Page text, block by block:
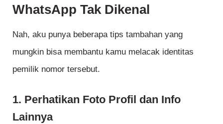
WhatsApp Tak Dikenal
Nah, aku punya beberapa tips tambahan yang
mungkin bisa membantu kamu melacak identitas
pemilik nomor tersebut.
1. Perhatikan Foto Profil dan Info
Lainnya